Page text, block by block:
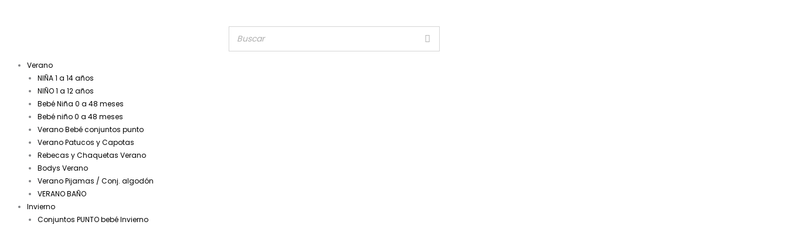
Verano
NIÑA 1 a 14 años
NIÑO 1 a 12 años
Bebé Niña 0 a 48 meses
Bebé niño 0 a 48 meses
Verano Bebé conjuntos punto
Verano Patucos y Capotas
Rebecas y Chaquetas Verano
Bodys Verano
Verano Pijamas / Conj. algodón
VERANO BAÑO
Invierno
Conjuntos PUNTO bebé Invierno